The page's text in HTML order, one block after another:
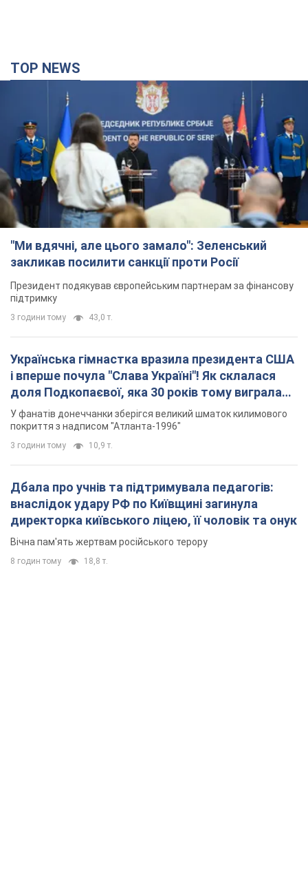
TOP NEWS
"Ми вдячні, але цього замало": Зеленський
закликав посилити санкції проти Росії
Президент подякував європейським партнерам за фінансову
підтримку
3 години тому 43,0 т.
Українська гімнастка вразила президента США
і вперше почула "Слава Україні"! Як склалася
доля Подкопаєвої, яка 30 років тому виграла
"золото" Олімпіади
У фанатів донеччанки зберігся великий шматок килимового
покриття з надписом "Атланта-1996"
3 години тому 10,9 т.
Дбала про учнів та підтримувала педагогів:
внаслідок удару РФ по Київщині загинула
директорка київського ліцею, її чоловік та онук
Вічна пам'ять жертвам російського терору
8 годин тому 18,8 т.